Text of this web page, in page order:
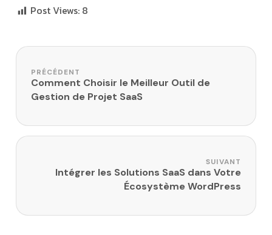
Post Views: 8
Navigation de l’article
PRÉCÉDENT
Comment Choisir le Meilleur Outil de
Gestion de Projet SaaS
SUIVANT
Intégrer les Solutions SaaS dans Votre
Écosystème WordPress